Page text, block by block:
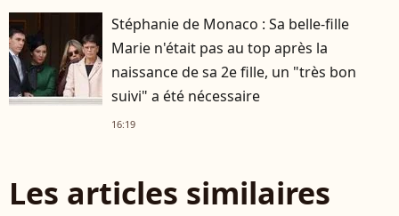
Stéphanie de Monaco : Sa belle-fille
Marie n'était pas au top après la
naissance de sa 2e fille, un "très bon
suivi" a été nécessaire
16:19
Les articles similaires